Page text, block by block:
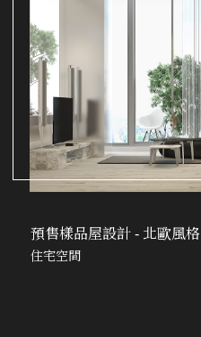
預售樣品屋設計 - 北歐風格
住宅空間